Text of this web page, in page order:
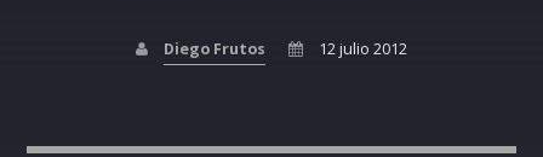
Twitter
Diego Frutos 12 julio 2012